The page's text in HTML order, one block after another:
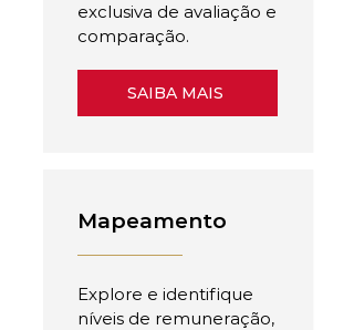
exclusiva de avaliação e
comparação.
SAIBA MAIS
Mapeamento
Explore e identifique
níveis de remuneração,